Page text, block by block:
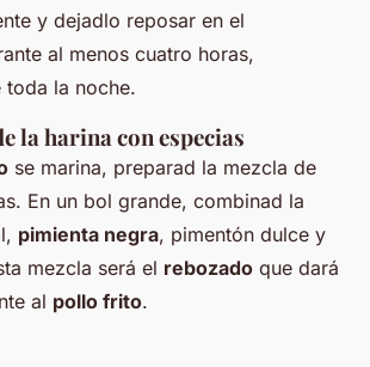
y dejadlo reposar en el
al menos cuatro horas,
toda la noche.
la harina con especias
se marina, preparad la mezcla de
En un bol grande, combinad la
pimienta negra, pimentón dulce y
mezcla será el rebozado que dará
al pollo frito.